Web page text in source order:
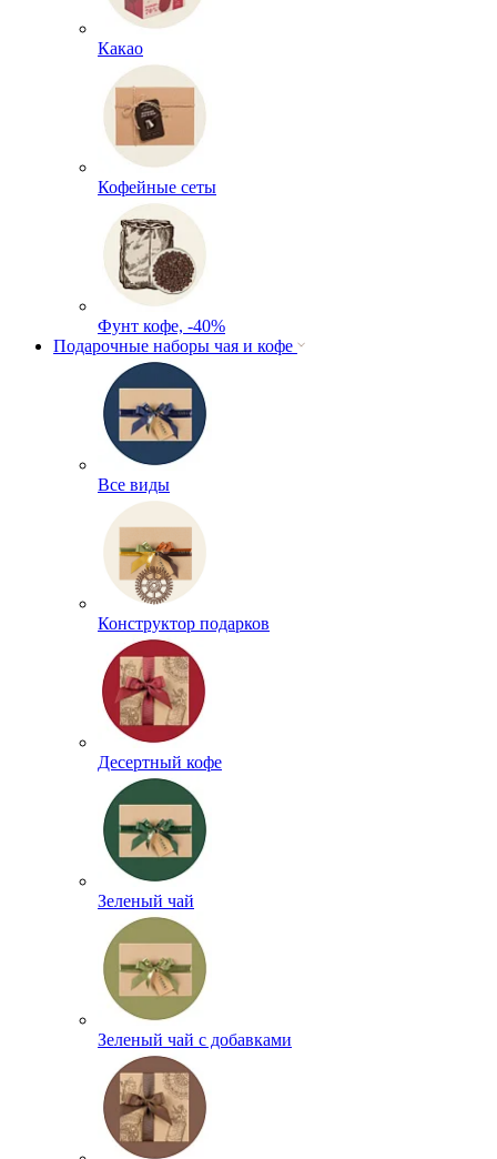
Какао
Кофейные сеты
Фунт кофе, -40%
Подарочные наборы чая и кофе
Все виды
Конструктор подарков
Десертный кофе
Зеленый чай
Зеленый чай с добавками